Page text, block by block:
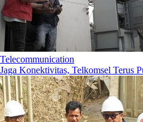
Telecommunication
Jaga Konektivitas, Telkomsel Terus